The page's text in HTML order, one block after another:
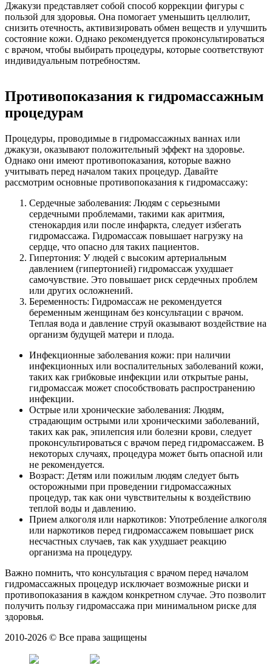
Джакузи представляет собой способ коррекции фигуры с
пользой для здоровья. Она помогает уменьшить целлюлит,
снизить отечность, активизировать обмен веществ и улучшить
состояние кожи. Однако рекомендуется проконсультироваться
с врачом, чтобы выбирать процедуры, которые соответствуют
индивидуальным потребностям.
Противопоказания к гидромассажным
процедурам
Процедуры, проводимые в гидромассажных ваннах или
джакузи, оказывают положительный эффект на здоровье.
Однако они имеют противопоказания, которые важно
учитывать перед началом таких процедур. Давайте
рассмотрим основные противопоказания к гидромассажу:
Сердечные заболевания: Людям с серьезными
сердечными проблемами, такими как аритмия,
стенокардия или после инфаркта, следует избегать
гидромассажа. Гидромассаж повышает нагрузку на
сердце, что опасно для таких пациентов.
Гипертония: У людей с высоким артериальным
давлением (гипертонией) гидромассаж ухудшает
самочувствие. Это повышает риск сердечных проблем
или других осложнений.
Беременность: Гидромассаж не рекомендуется
беременным женщинам без консультации с врачом.
Теплая вода и давление струй оказывают воздействие на
организм будущей матери и плода.
Инфекционные заболевания кожи: при наличии
инфекционных или воспалительных заболеваний кожи,
таких как грибковые инфекции или открытые раны,
гидромассаж может способствовать распространению
инфекции.
Острые или хронические заболевания: Людям,
страдающим острыми или хроническими заболеваний,
таких как рак, эпилепсия или болезни крови, следует
проконсультироваться с врачом перед гидромассажем. В
некоторых случаях, процедура может быть опасной или
не рекомендуется.
Возраст: Детям или пожилым людям следует быть
осторожными при проведении гидромассажных
процедур, так как они чувствительны к воздействию
теплой воды и давлению.
Прием алкоголя или наркотиков: Употребление алкоголя
или наркотиков перед гидромассажем повышает риск
несчастных случаев, так как ухудшает реакцию
организма на процедуру.
Важно помнить, что консультация с врачом перед началом
гидромассажных процедур исключает возможные риски и
противопоказания в каждом конкретном случае. Это позволит
получить пользу гидромассажа при минимальном риске для
здоровья.
2010-2026 © Все права защищены